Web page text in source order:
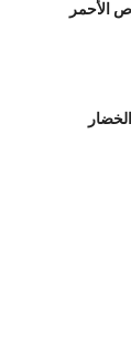
الأحمر